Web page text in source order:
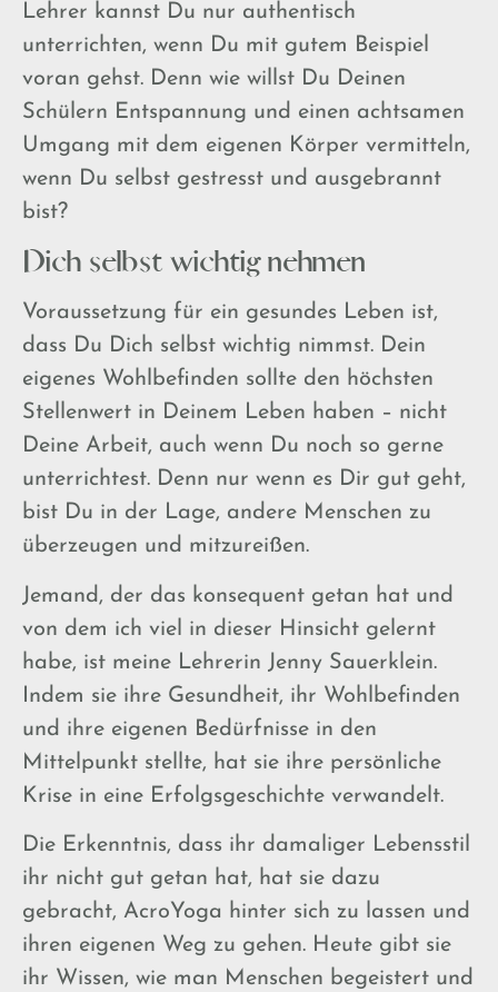
Lehrer kannst Du nur authentisch
unterrichten, wenn Du mit gutem Beispiel
voran gehst. Denn wie willst Du Deinen
Schülern Entspannung und einen achtsamen
Umgang mit dem eigenen Körper vermitteln,
wenn Du selbst gestresst und ausgebrannt
bist?
Dich selbst wichtig nehmen
Voraussetzung für ein gesundes Leben ist,
dass Du Dich selbst wichtig nimmst. Dein
eigenes Wohlbefinden sollte den höchsten
Stellenwert in Deinem Leben haben – nicht
Deine Arbeit, auch wenn Du noch so gerne
unterrichtest. Denn nur wenn es Dir gut geht,
bist Du in der Lage, andere Menschen zu
überzeugen und mitzureißen.
Jemand, der das konsequent getan hat und
von dem ich viel in dieser Hinsicht gelernt
habe, ist meine Lehrerin Jenny Sauerklein.
Indem sie ihre Gesundheit, ihr Wohlbefinden
und ihre eigenen Bedürfnisse in den
Mittelpunkt stellte, hat sie ihre persönliche
Krise in eine Erfolgsgeschichte verwandelt.
Die Erkenntnis, dass ihr damaliger Lebensstil
ihr nicht gut getan hat, hat sie dazu
gebracht, AcroYoga hinter sich zu lassen und
ihren eigenen Weg zu gehen. Heute gibt sie
ihr Wissen, wie man Menschen begeistert und